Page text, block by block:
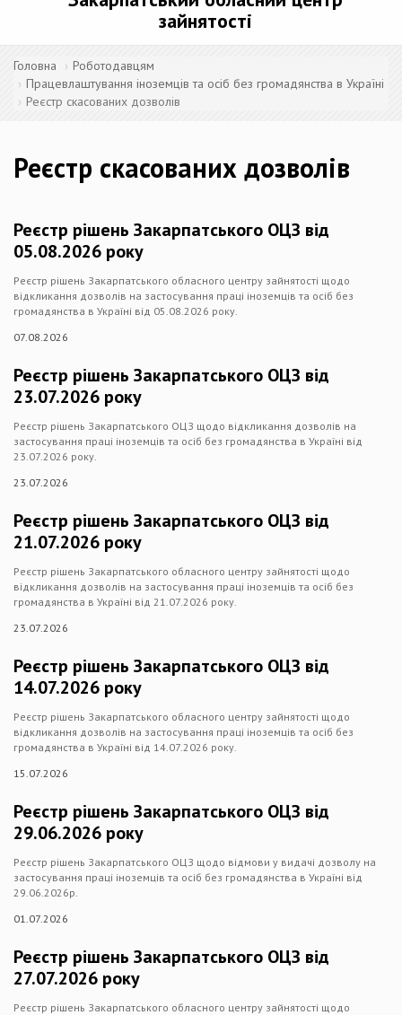
зайнятості
Головна
Роботодавцям
Працевлаштування іноземців та осіб без громадянства в Україні
Реєстр скасованих дозволів
Реєстр скасованих дозволів
Реєстр рішень Закарпатського ОЦЗ від
05.08.2026 року
Реєстр рішень Закарпатського обласного центру зайнятості щодо
відкликання дозволів на застосування праці іноземців та осіб без
громадянства в Україні від 05.08.2026 року.
07.08.2026
Реєстр рішень Закарпатського ОЦЗ від
23.07.2026 року
Реєстр рішень Закарпатського ОЦЗ щодо відкликання дозволів на
застосування праці іноземців та осіб без громадянства в Україні від
23.07.2026 року.
23.07.2026
Реєстр рішень Закарпатського ОЦЗ від
21.07.2026 року
Реєстр рішень Закарпатського обласного центру зайнятості щодо
відкликання дозволів на застосування праці іноземців та осіб без
громадянства в Україні від 21.07.2026 року.
23.07.2026
Реєстр рішень Закарпатського ОЦЗ від
14.07.2026 року
Реєстр рішень Закарпатського обласного центру зайнятості щодо
відкликання дозволів на застосування праці іноземців та осіб без
громадянства в Україні від 14.07.2026 року.
15.07.2026
Реєстр рішень Закарпатського ОЦЗ від
29.06.2026 року
Реєстр рішень Закарпатського ОЦЗ щодо відмови у видачі дозволу на
застосування праці іноземців та осіб без громадянства в Україні від
29.06.2026р.
01.07.2026
Реєстр рішень Закарпатського ОЦЗ від
27.07.2026 року
Реєстр рішень Закарпатського обласного центру зайнятості щодо